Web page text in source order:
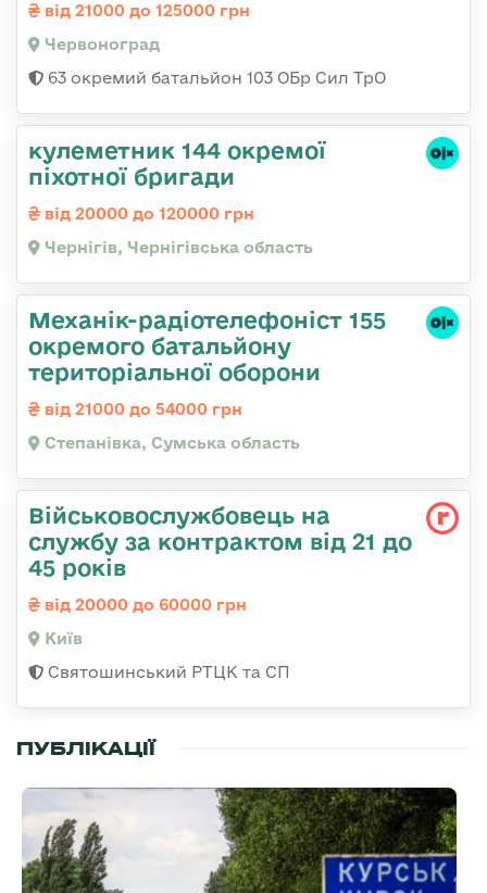
від 21000 до 125000 грн
Червоноград
63 окремий батальйон 103 ОБр Сил ТрО
кулеметник 144 окремої
піхотної бригади
від 20000 до 120000 грн
Чернігів, Чернігівська область
Механік-радіотелефоніст 155
окремого батальйону
територіальної оборони
від 21000 до 54000 грн
Степанівка, Сумська область
Військовослужбовець на
службу за контрактом від 21 до
45 років
від 20000 до 60000 грн
Київ
Святошинський РТЦК та СП
ПУБЛІКАЦІЇ